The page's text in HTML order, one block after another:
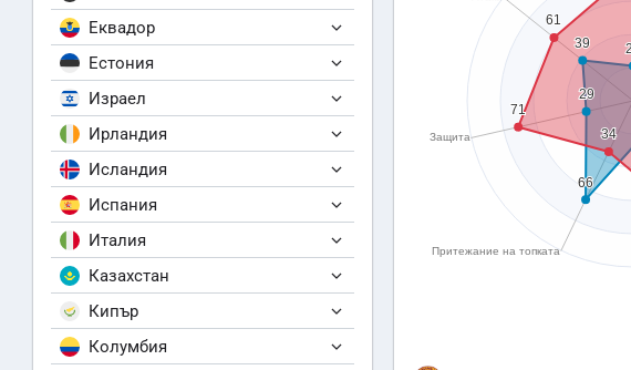
Еквадор
Естония
Израел
Ирландия
Исландия
Испания
Италия
Казахстан
Кипър
Колумбия